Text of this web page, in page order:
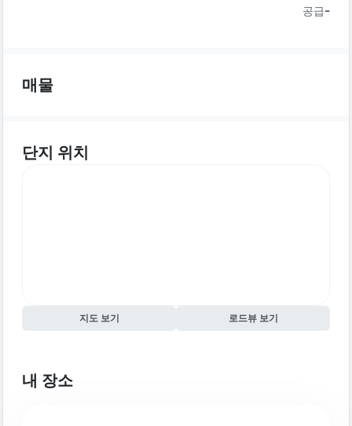
공급-
매물
단지 위치
지도 보기 로드뷰 보기
내 장소